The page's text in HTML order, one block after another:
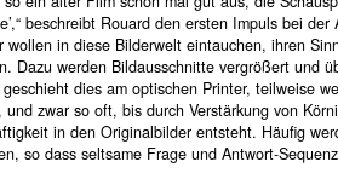
beschreibt Rouard den ersten Impuls bei
wollen in diese Bilderwelt eintauchen, ihren
Dazu werden Bildausschnitte vergrößert und
dies am optischen Printer, teilweise
und zwar so oft, bis durch Verstärkung von
in den Originalbilder entsteht. Häufig
so dass seltsame Frage und Antwort-